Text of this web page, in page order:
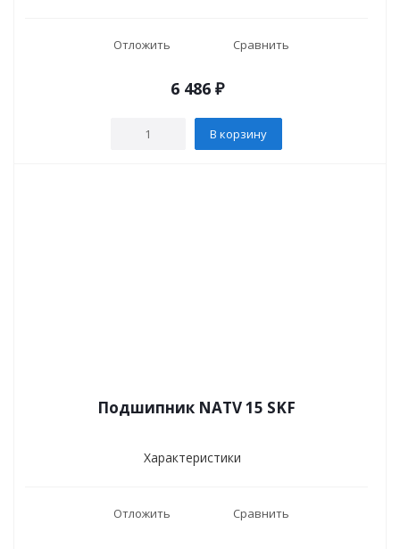
Отложить Сравнить
6 486₽
В корзину
Подшипник NATV 15 SKF
Характеристики
Отложить Сравнить